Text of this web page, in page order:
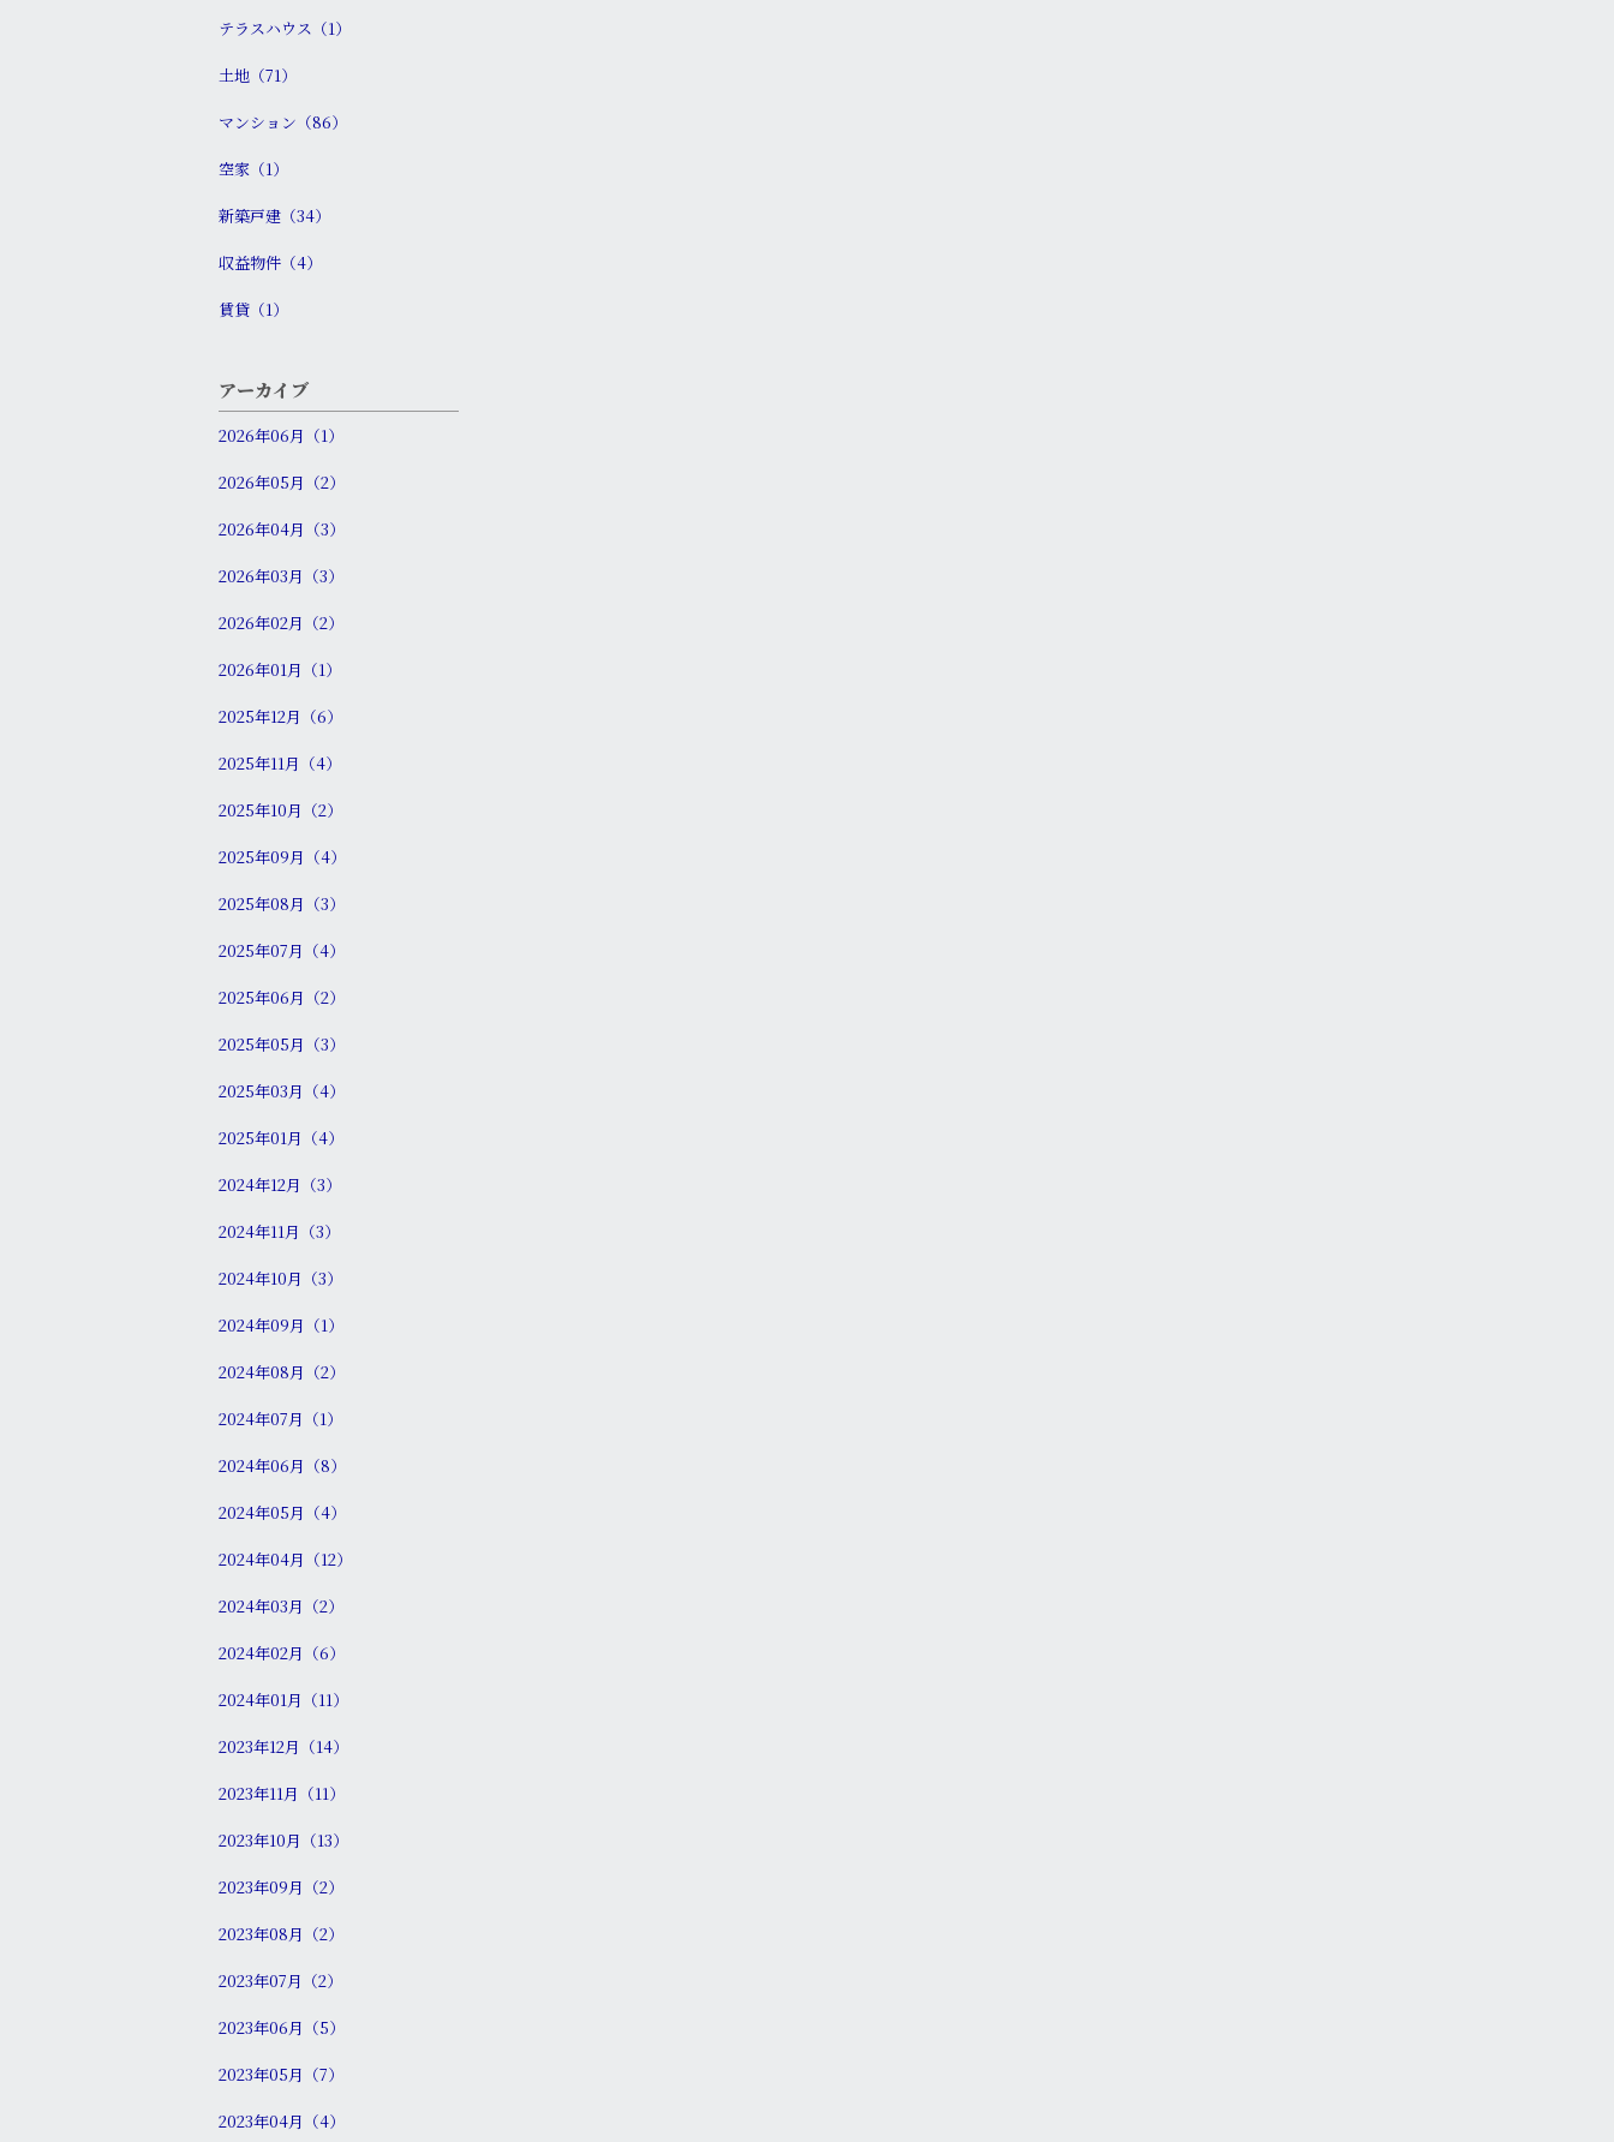
テラスハウス（1）
土地（71）
マンション（86）
空家（1）
新築戸建（34）
収益物件（4）
賃貸（1）
アーカイブ
2026年06月（1）
2026年05月（2）
2026年04月（3）
2026年03月（3）
2026年02月（2）
2026年01月（1）
2025年12月（6）
2025年11月（4）
2025年10月（2）
2025年09月（4）
2025年08月（3）
2025年07月（4）
2025年06月（2）
2025年05月（3）
2025年03月（4）
2025年01月（4）
2024年12月（3）
2024年11月（3）
2024年10月（3）
2024年09月（1）
2024年08月（2）
2024年07月（1）
2024年06月（8）
2024年05月（4）
2024年04月（12）
2024年03月（2）
2024年02月（6）
2024年01月（11）
2023年12月（14）
2023年11月（11）
2023年10月（13）
2023年09月（2）
2023年08月（2）
2023年07月（2）
2023年06月（5）
2023年05月（7）
2023年04月（4）